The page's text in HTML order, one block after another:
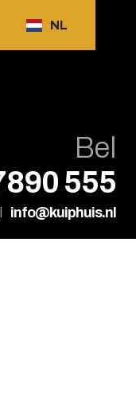
NL
Bel
555
info@kuiphuis.nl